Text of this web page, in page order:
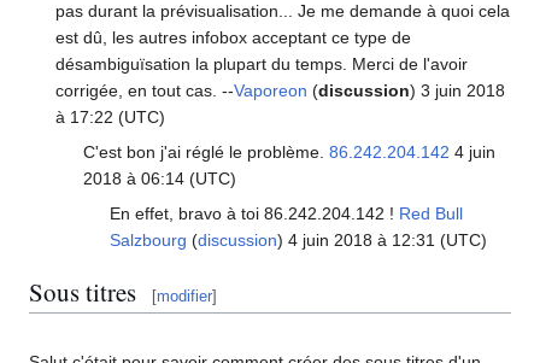
pas durant la prévisualisation... Je me demande à quoi cela
est dû, les autres infobox acceptant ce type de
désambiguïsation la plupart du temps. Merci de l'avoir
corrigée, en tout cas. --Vaporeon (discussion) 3 juin 2018
à 17:22 (UTC)
C'est bon j'ai réglé le problème. 86.242.204.142 4 juin
2018 à 06:14 (UTC)
En effet, bravo à toi 86.242.204.142 ! Red Bull
Salzbourg (discussion) 4 juin 2018 à 12:31 (UTC)
Sous titres [modifier]